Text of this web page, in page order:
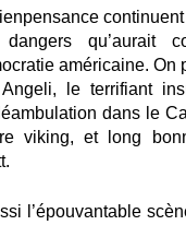
qu’aurait
américaine. On
le terrifiant
dans le
viking, et long
l’épouvantable